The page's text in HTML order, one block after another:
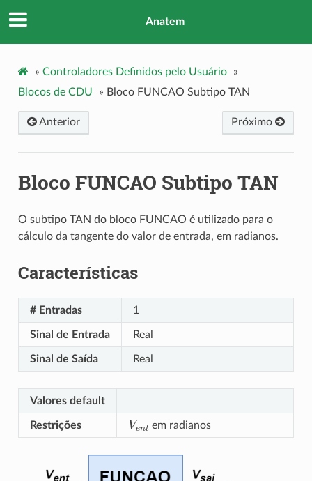
Anatem
» Controladores Definidos pelo Usuário
»
Blocos de CDU
» Bloco FUNCAO Subtipo TAN
Próximo
Anterior
Bloco FUNCAO Subtipo TAN
O subtipo TAN do bloco FUNCAO é utilizado para o
cálculo da tangente do valor de entrada, em radianos.
Características
# Entradas 1
Sinal de Entrada Real
Sinal de Saída Real
Valores default
Restrições Ve em radianos